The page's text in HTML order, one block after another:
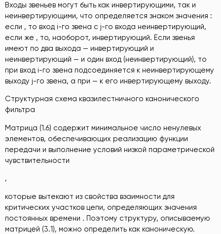
Входы звеньев могут быть как инвертирующими, так и
неинвертирующими, что определяется знаком значения :
если , то вход i-го звена с j-го входа неинвертирующий,
если же , то, наоборот, инвертирующий. Если звенья
имеют по два выхода — инвертирующий и
неинвертирующий — и один вход (неинвертирующий), то
при вход i-го звена подсоединяется к неинвертирующему
выходу j-го звена, а при — к его инвертирующему выходу.
Структурная схема квазилестничного канонического
фильтра
Матрица (1.6) содержит минимальное число ненулевых
элементов, обеспечивающих реализацию функции
передачи и выполнение условий низкой параметрической
чувствительности
,
которые вытекают из свойства взаимности для
критических участков цепи, определяющих значения
постоянных времени . Поэтому структуру, описываемую
матрицей (3.1), можно определить как каноническую.